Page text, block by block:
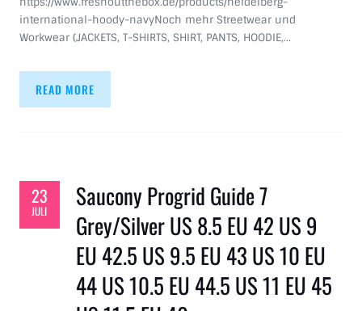
international-hoody-navyNoch mehr Streetwear und
Workwear (JACKETS, T-SHIRTS, SHIRT, PANTS, HOODIE,…
READ MORE
23
JULI
Saucony Progrid Guide 7
Grey/Silver US 8.5 EU 42 US 9
EU 42.5 US 9.5 EU 43 US 10 EU
44 US 10.5 EU 44.5 US 11 EU 45